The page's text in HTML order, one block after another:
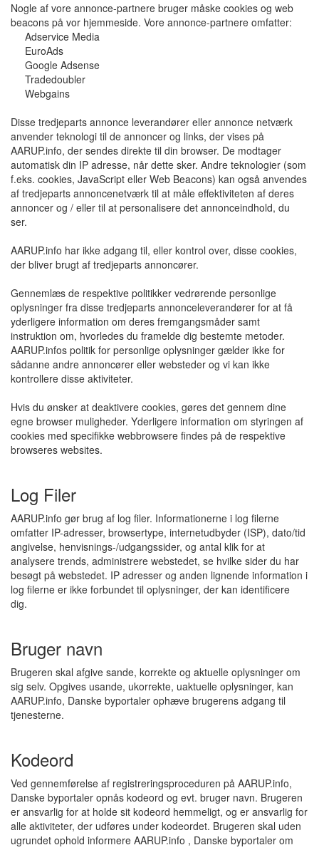
Nogle af vore annonce-partnere bruger måske cookies og web
beacons på vor hjemmeside. Vore annonce-partnere omfatter:
Adservice Media
EuroAds
Google Adsense
Tradedoubler
Webgains
Disse tredjeparts annonce leverandører eller annonce netværk
anvender teknologi til de annoncer og links, der vises på
AARUP.info, der sendes direkte til din browser. De modtager
automatisk din IP adresse, når dette sker. Andre teknologier (som
f.eks. cookies, JavaScript eller Web Beacons) kan også anvendes
af tredjeparts annoncenetværk til at måle effektiviteten af deres
annoncer og / eller til at personalisere det annonceindhold, du
ser.
AARUP.info har ikke adgang til, eller kontrol over, disse cookies,
der bliver brugt af tredjeparts annoncører.
Gennemlæs de respektive politikker vedrørende personlige
oplysninger fra disse tredjeparts annonceleverandører for at få
yderligere information om deres fremgangsmåder samt
instruktion om, hvorledes du framelde dig bestemte metoder.
AARUP.infos politik for personlige oplysninger gælder ikke for
sådanne andre annoncører eller websteder og vi kan ikke
kontrollere disse aktiviteter.
Hvis du ønsker at deaktivere cookies, gøres det gennem dine
egne browser muligheder. Yderligere information om styringen af
cookies med specifikke webbrowsere findes på de respektive
browseres websites.
Log Filer
AARUP.info gør brug af log filer. Informationerne i log filerne
omfatter IP-adresser, browsertype, internetudbyder (ISP), dato/tid
angivelse, henvisnings-/udgangssider, og antal klik for at
analysere trends, administrere webstedet, se hvilke sider du har
besøgt på webstedet. IP adresser og anden lignende information i
log filerne er ikke forbundet til oplysninger, der kan identificere
dig.
Bruger navn
Brugeren skal afgive sande, korrekte og aktuelle oplysninger om
sig selv. Opgives usande, ukorrekte, uaktuelle oplysninger, kan
AARUP.info, Danske byportaler ophæve brugerens adgang til
tjenesterne.
Kodeord
Ved gennemførelse af registreringsproceduren på AARUP.info,
Danske byportaler opnås kodeord og evt. bruger navn. Brugeren
er ansvarlig for at holde sit kodeord hemmeligt, og er ansvarlig for
alle aktiviteter, der udføres under kodeordet. Brugeren skal uden
ugrundet ophold informere AARUP.info , Danske byportaler om